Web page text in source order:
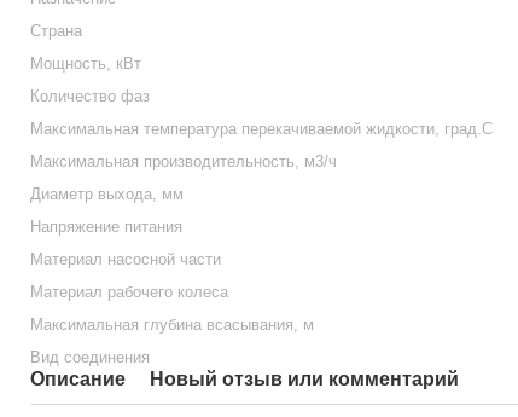
Страна
Мощность, кВт
Количество фаз
Максимальная температура перекачиваемой жидкости, град.С
Максимальная производительность, м3/ч
Диаметр выхода, мм
Напряжение питания
Материал насосной части
Материал рабочего колеса
Максимальная глубина всасывания, м
Вид соединения
Описание Новый отзыв или комментарий